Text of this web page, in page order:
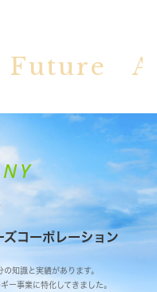
コーポレーション
知識と実績があります。
ー事業に特化してきました。